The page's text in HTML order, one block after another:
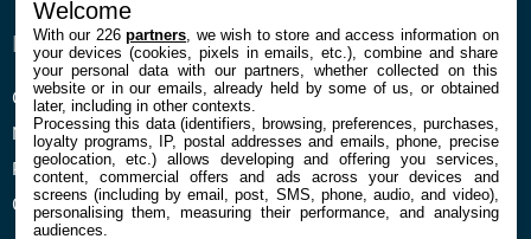
ENTREPRISE
Confidentialité et Cookies
Mentions légales et CGU
Préférences Cookies
Qui sommes nous
À PROPOS
Contact
Welcome
With our 226partners , we wish to store and access information on
your devices (cookies, pixels in emails, etc.), combine and share
your personal data with our partners, whether collected on this
website or in our emails, already held by some of us, or obtained
later, including in other contexts.
Processing this data (identifiers, browsing, preferences, purchases,
loyalty programs, IP, postal addresses and emails, phone, precise
geolocation, etc.) allows developing and offering you services,
content, commercial offers and ads across your devices and
screens (including by email, post, SMS, phone, audio, and video),
personalising them, measuring their performance, and analysing
audiences.